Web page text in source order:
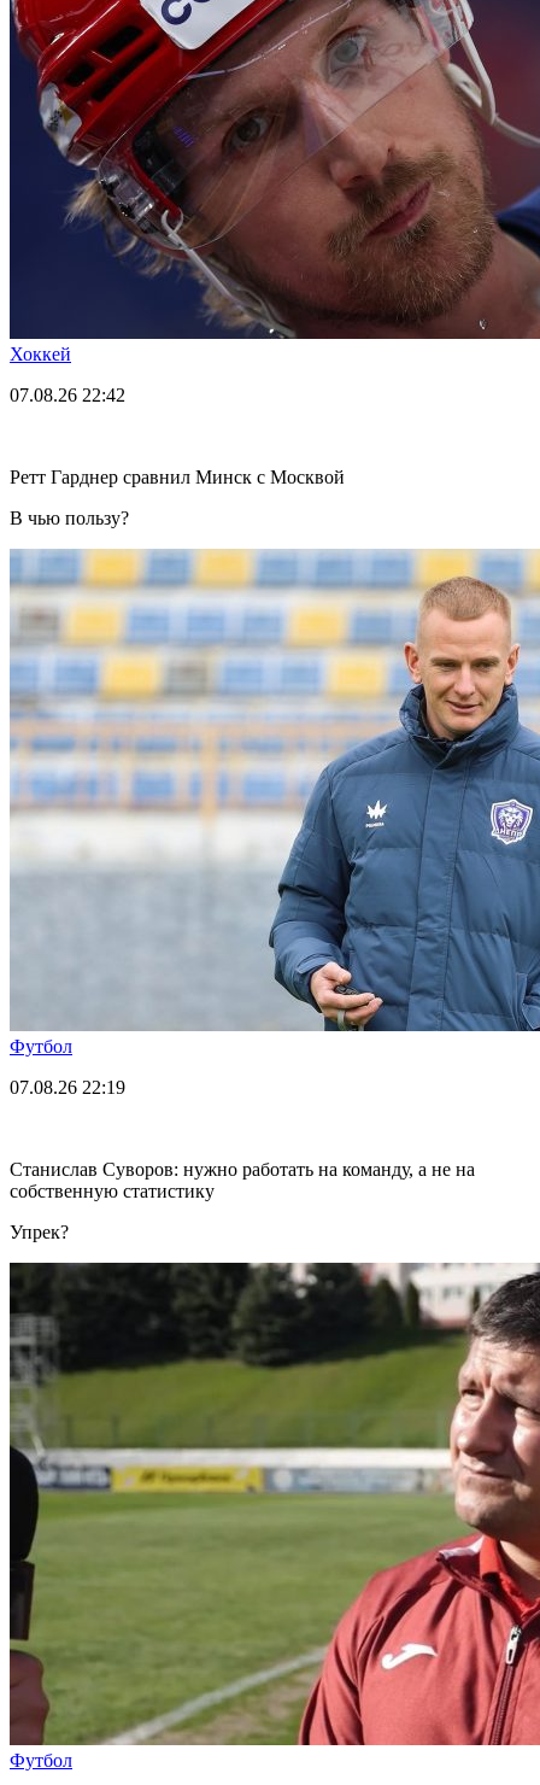
Хоккей
07.08.26 22:42
Ретт Гарднер сравнил Минск с Москвой
В чью пользу?
Футбол
07.08.26 22:19
Станислав Суворов: нужно работать на команду, а не на
собственную статистику
Упрек?
Футбол